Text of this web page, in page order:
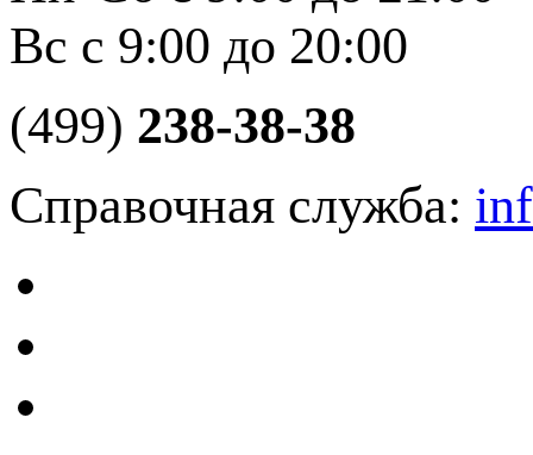
Вс с 9:00 до 20:00
(499) 238-38-38
Справочная служба: